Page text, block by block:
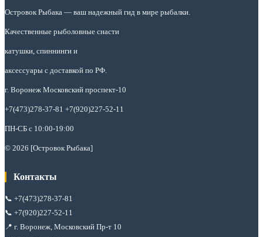
Островок Рыбака — ваш надежный гид в мире рыбалки.
Качественные рыболовные снасти
катушки, спиннинги и
аксессуары с доставкой по РФ.
г. Воронеж Московский проспект-10
+7(473)278-37-81 +7(920)227-52-11
ПН-СБ с 10:00-19:00
© 2026 [Островок Рыбака]
Контакты
📞 +7(473)278-37-81
📞 +7(920)227-52-11
📍 г. Воронеж, Московский Пр-т 10